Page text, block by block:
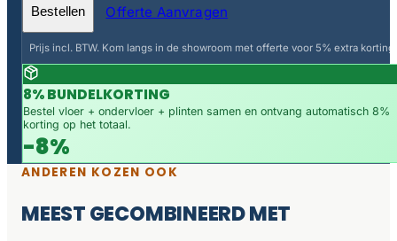
Bestellen Offerte Aanvragen
Prijs incl. BTW. Kom langs in de showroom met offerte voor 5% extra korting.
8% BUNDELKORTING
Bestel vloer + ondervloer + plinten samen en ontvang automatisch 8%
korting op het totaal.
-8%
ANDEREN KOZEN OOK
MEEST GECOMBINEERD MET